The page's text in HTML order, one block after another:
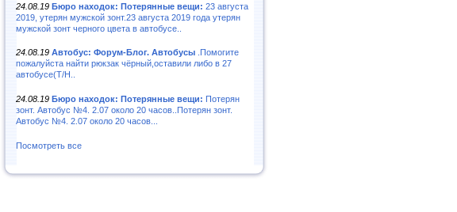
24.08.19 Бюро находок: Потерянные вещи: 23 августа
2019, утерян мужской зонт.23 августа 2019 года утерян
мужской зонт черного цвета в автобусе..
24.08.19 Автобус: Форум-Блог. Автобусы .Помогите
пожалуйста найти рюкзак чёрный,оставили либо в 27
автобусе(Т/Н..
24.08.19 Бюро находок: Потерянные вещи: Потерян
зонт. Автобус №4. 2.07 около 20 часов..Потерян зонт.
Автобус №4. 2.07 около 20 часов...
Посмотреть все